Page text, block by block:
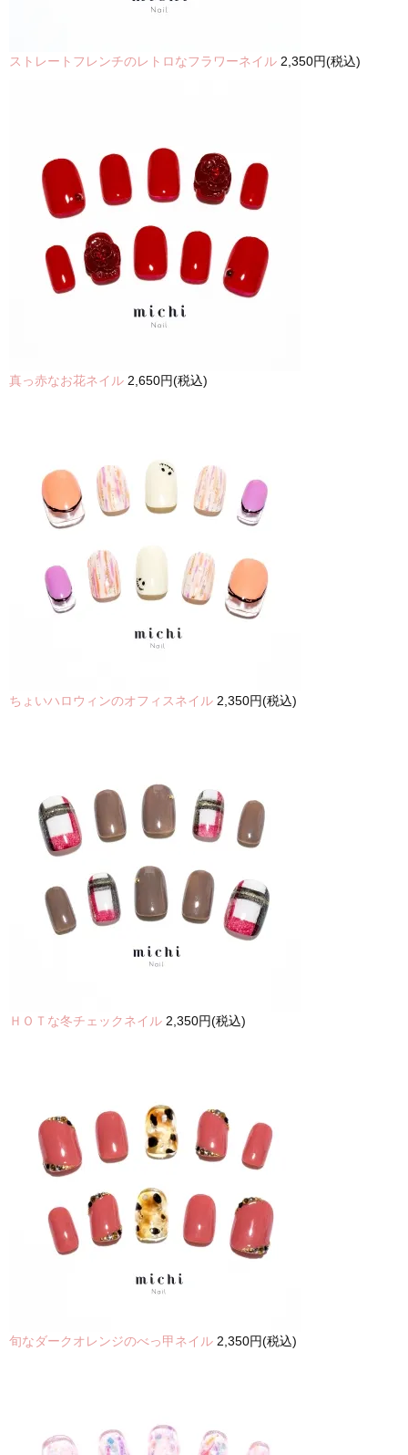
ストレートフレンチのレトロなフラワーネイル 2,350円(税込)
真っ赤なお花ネイル 2,650円(税込)
ちょいハロウィンのオフィスネイル 2,350円(税込)
ＨＯＴな冬チェックネイル 2,350円(税込)
旬なダークオレンジのべっ甲ネイル 2,350円(税込)